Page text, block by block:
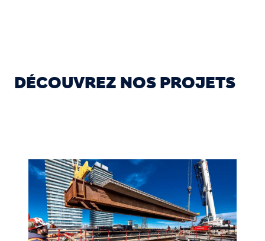
DÉCOUVREZ NOS PROJETS